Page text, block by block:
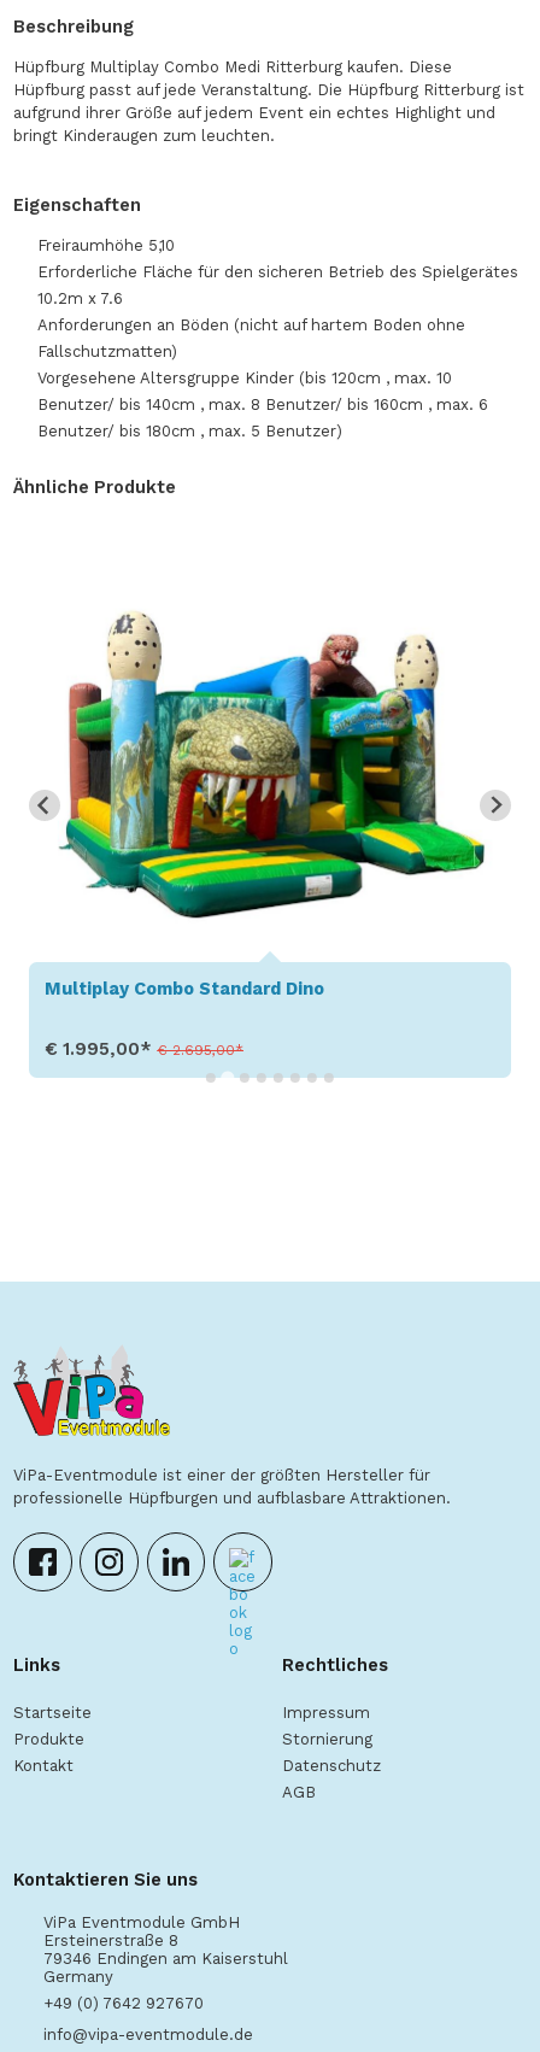
Beschreibung
Hüpfburg Multiplay Combo Medi Ritterburg kaufen. Diese
Hüpfburg passt auf jede Veranstaltung. Die Hüpfburg Ritterburg ist
aufgrund ihrer Größe auf jedem Event ein echtes Highlight und
bringt Kinderaugen zum leuchten.
Eigenschaften
Freiraumhöhe 5,10
Erforderliche Fläche für den sicheren Betrieb des Spielgerätes
10.2m x 7.6
Anforderungen an Böden (nicht auf hartem Boden ohne
Fallschutzmatten)
Vorgesehene Altersgruppe Kinder (bis 120cm , max. 10
Benutzer/ bis 140cm , max. 8 Benutzer/ bis 160cm , max. 6
Benutzer/ bis 180cm , max. 5 Benutzer)
Ähnliche Produkte
Multiplay Combo Standard Dino
€ 1.995,00*€ 2.695,00*
ViPa-Eventmodule ist einer der größten Hersteller für
professionelle Hüpfburgen und aufblasbare Attraktionen.
Links
Startseite
Produkte
Kontakt
Rechtliches
Impressum
Stornierung
Datenschutz
AGB
Kontaktieren Sie uns
ViPa Eventmodule GmbH
Ersteinerstraße 8
79346 Endingen am Kaiserstuhl
Germany
+49 (0) 7642 927670
info@vipa-eventmodule.de